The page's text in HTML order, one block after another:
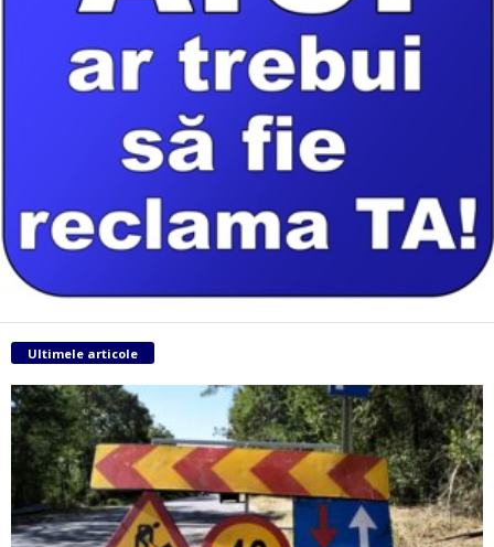
Ultimele articole